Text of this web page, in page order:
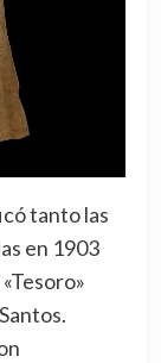
tanto las
en 1903